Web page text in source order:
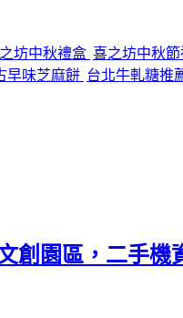
坊中秋禮盒 喜之坊中秋
早味芝麻餅 台北牛軋糖推
創園區，二手